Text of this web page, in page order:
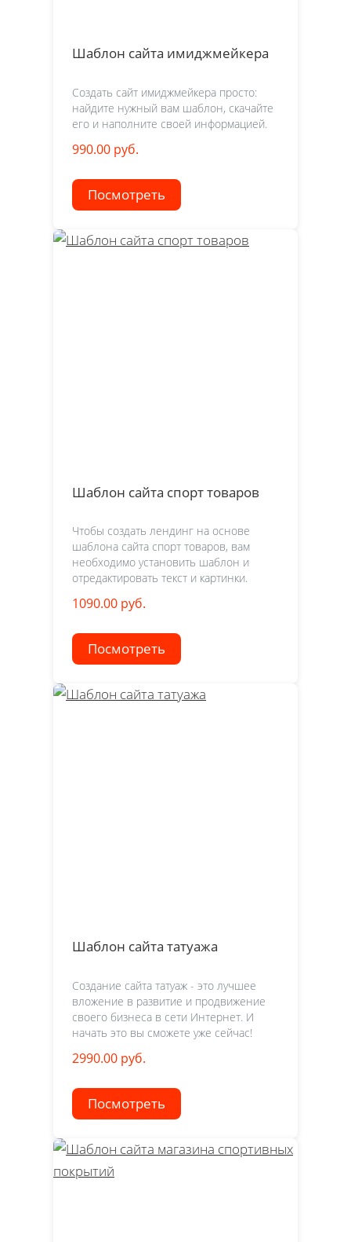
Шаблон сайта имиджмейкера
Создать сайт имиджмейкера просто:
найдите нужный вам шаблон, скачайте
его и наполните своей информацией.
990.00 руб.
Посмотреть
Шаблон сайта спорт товаров
Чтобы создать лендинг на основе
шаблона сайта спорт товаров, вам
необходимо установить шаблон и
отредактировать текст и картинки.
1090.00 руб.
Посмотреть
Шаблон сайта татуажа
Создание сайта татуаж - это лучшее
вложение в развитие и продвижение
своего бизнеса в сети Интернет. И
начать это вы сможете уже сейчас!
2990.00 руб.
Посмотреть